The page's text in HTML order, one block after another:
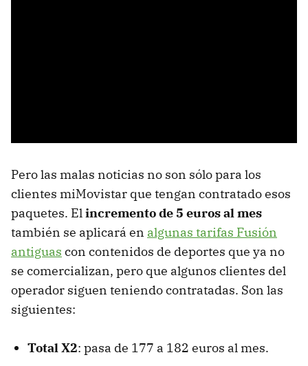
Pero las malas noticias no son sólo para los
clientes miMovistar que tengan contratado esos
paquetes. Elincremento de 5 euros al mes
también se aplicará en algunas tarifas Fusión
antiguas con contenidos de deportes que ya no
se comercializan, pero que algunos clientes del
operador siguen teniendo contratadas. Son las
siguientes:
Total X2: pasa de 177 a 182 euros al mes.